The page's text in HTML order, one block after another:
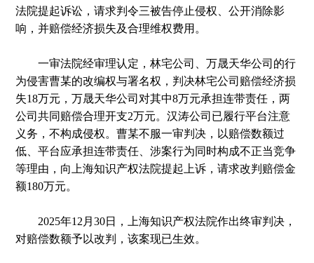
法院提起诉讼，请求判令三被告停止侵权、公开消除影
响，并赔偿经济损失及合理维权费用。
一审法院经审理认定，林宅公司、万晟天华公司的行
为侵害曹某的改编权与署名权，判决林宅公司赔偿经济损
失18万元，万晟天华公司对其中8万元承担连带责任，两
公司共同赔偿合理开支2万元。汉涛公司已履行平台注意
义务，不构成侵权。曹某不服一审判决，以赔偿数额过
低、平台应承担连带责任、涉案行为同时构成不正当竞争
等理由，向上海知识产权法院提起上诉，请求改判赔偿金
额180万元。
2025年12月30日，上海知识产权法院作出终审判决，
对赔偿数额予以改判，该案现已生效。